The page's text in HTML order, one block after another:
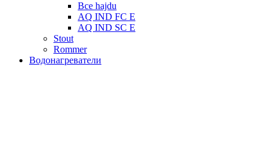
Все hajdu
AQ IND FC E
AQ IND SC E
Stout
Rommer
Водонагреватели